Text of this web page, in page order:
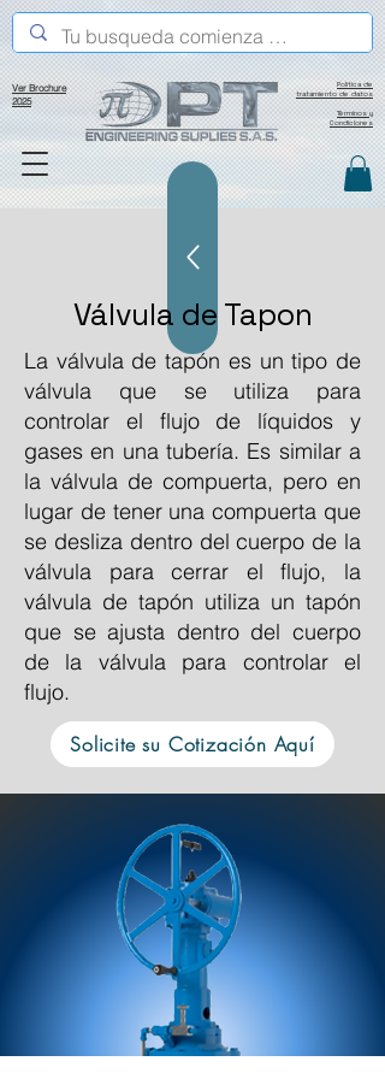
Política de
tratamiento de datos
Ver Brochure
2025
Términos y
Condiciones
Válvula de Tapon
La válvula de tapón es un tipo de
válvula que se utiliza para
controlar el flujo de líquidos y
gases en una tubería. Es similar a
la válvula de compuerta, pero en
lugar de tener una compuerta que
se desliza dentro del cuerpo de la
válvula para cerrar el flujo, la
válvula de tapón utiliza un tapón
que se ajusta dentro del cuerpo
de la válvula para controlar el
flujo.
Solicite su Cotización Aquí